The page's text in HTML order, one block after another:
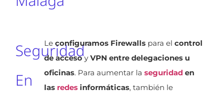
Seguridad
En
Leconfiguramos Firewalls para elcontrol
de accesoyVPN entre delegaciones u
oficinas. Para aumentar laseguridad en
las redes informáticas, también le